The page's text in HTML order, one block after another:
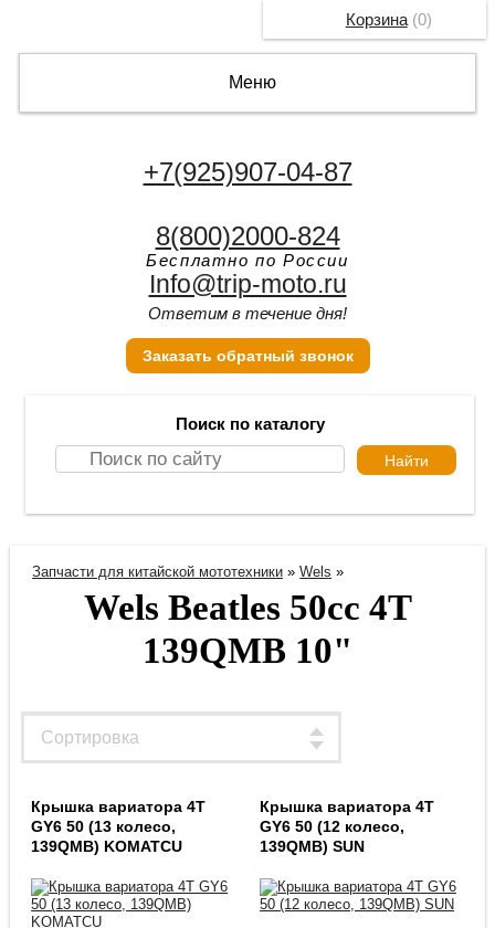
Меню
+7(925)907-04-87
8(800)2000-824
Бесплатно по России
Info@trip-moto.ru
Ответим в течение дня!
Заказать обратный звонок
Поиск по каталогу
Запчасти для китайской мототехники »Wels »
Wels Beatles 50cc 4T
139QMB 10"
Крышка вариатора 4T
GY6 50 (13 колесо,
139QMB) KOMATCU
Крышка вариатора 4T
GY6 50 (12 колесо,
139QMB) SUN
Корзина(0)